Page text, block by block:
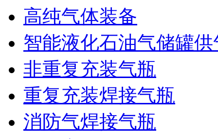
高纯气体装备
智能液化石油气储罐
非重复充装气瓶
重复充装焊接气瓶
消防气焊接气瓶